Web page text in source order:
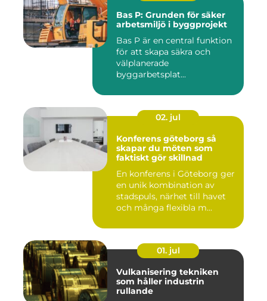
Bas P: Grunden för säker
arbetsmiljö i byggprojekt
Bas P är en central funktion
för att skapa säkra och
välplanerade
byggarbetsplat...
02. jul
Konferens göteborg så
skapar du möten som
faktiskt gör skillnad
En konferens i Göteborg ger
en unik kombination av
stadspuls, närhet till havet
och många flexibla m...
01. jul
Vulkanisering tekniken
som håller industrin
rullande